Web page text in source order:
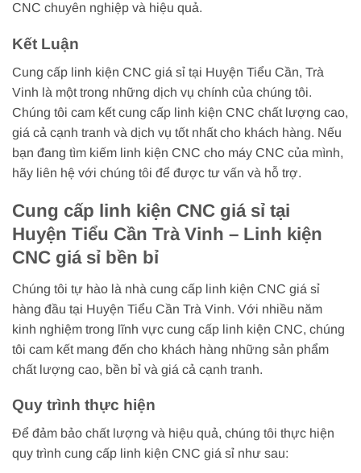
CNC chuyên nghiệp và hiệu quả.
Kết Luận
Cung cấp linh kiện CNC giá sỉ tại Huyện Tiểu Cần, Trà
Vinh là một trong những dịch vụ chính của chúng tôi.
Chúng tôi cam kết cung cấp linh kiện CNC chất lượng cao,
giá cả cạnh tranh và dịch vụ tốt nhất cho khách hàng. Nếu
bạn đang tìm kiếm linh kiện CNC cho máy CNC của mình,
hãy liên hệ với chúng tôi để được tư vấn và hỗ trợ.
Cung cấp linh kiện CNC giá sỉ tại
Huyện Tiểu Cần Trà Vinh – Linh kiện
CNC giá sỉ bền bỉ
Chúng tôi tự hào là nhà cung cấp linh kiện CNC giá sỉ
hàng đầu tại Huyện Tiểu Cần Trà Vinh. Với nhiều năm
kinh nghiệm trong lĩnh vực cung cấp linh kiện CNC, chúng
tôi cam kết mang đến cho khách hàng những sản phẩm
chất lượng cao, bền bỉ và giá cả cạnh tranh.
Quy trình thực hiện
Để đảm bảo chất lượng và hiệu quả, chúng tôi thực hiện
quy trình cung cấp linh kiện CNC giá sỉ như sau: